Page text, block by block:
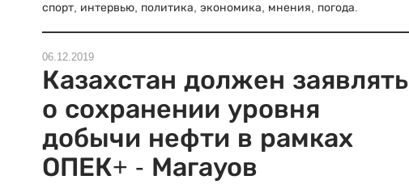
спорт, интервью, политика, экономика, мнения, погода.
06.12.2019
Казахстан должен заявлять
о сохранении уровня
добычи нефти в рамках
ОПЕК+ - Магауов